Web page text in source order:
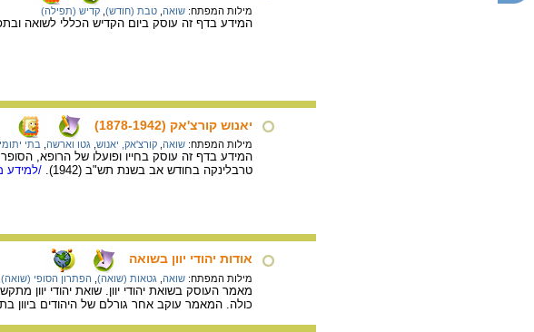
מילות המפתח: שואה טבת (חודש) קדיש (תפילה)
המידע בדף זה עוסק ביום הקדיש הכללי לשואה
יאנוש קורצ'אק (1878-1942)
מילות המפתח: שואה קורצ'אק, יאנוש גטו וארשה בתי
המידע בדף זה עוסק בחייו ופועלו של הרופא,
טרבלינקה בחודש אב בשנת תש"ב (1942).
/למידע
אודות יהודי יוון בשואה
מילות המפתח: שואה גטאות (שואה) הפתרון הסופי (שואה)
כולה. המאמר עוקב אחר גורלם של היהודים ביוון